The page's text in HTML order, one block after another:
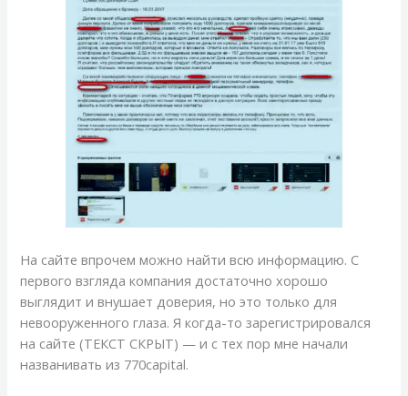
На сайте впрочем можно найти всю информацию. С
первого взгляда компания достаточно хорошо
выглядит и внушает доверия, но это только для
невооруженного глаза. Я когда-то зарегистрировался
на сайте (ТЕКСТ СКРЫТ) — и с тех пор мне начали
названивать из 770capital.